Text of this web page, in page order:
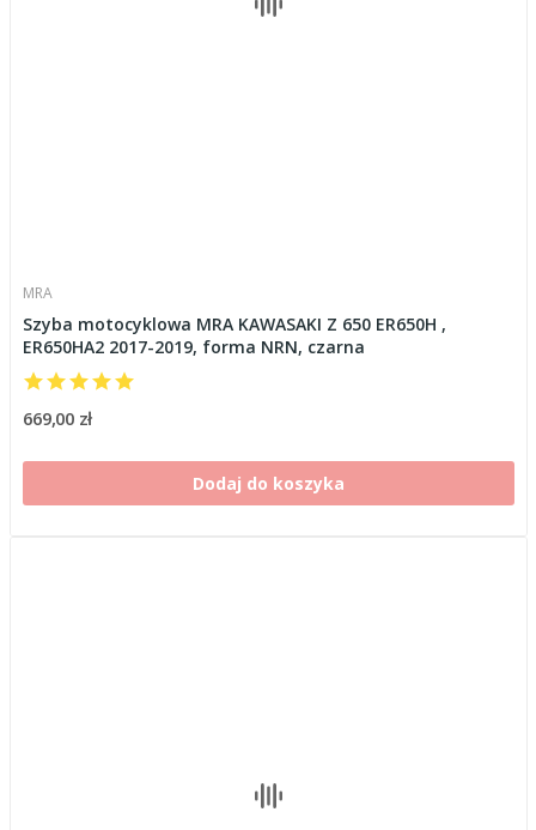
MRA
Szyba motocyklowa MRA KAWASAKI Z 650 ER650H ,
ER650HA2 2017-2019, forma NRN, czarna
669,00 zł
Dodaj do koszyka